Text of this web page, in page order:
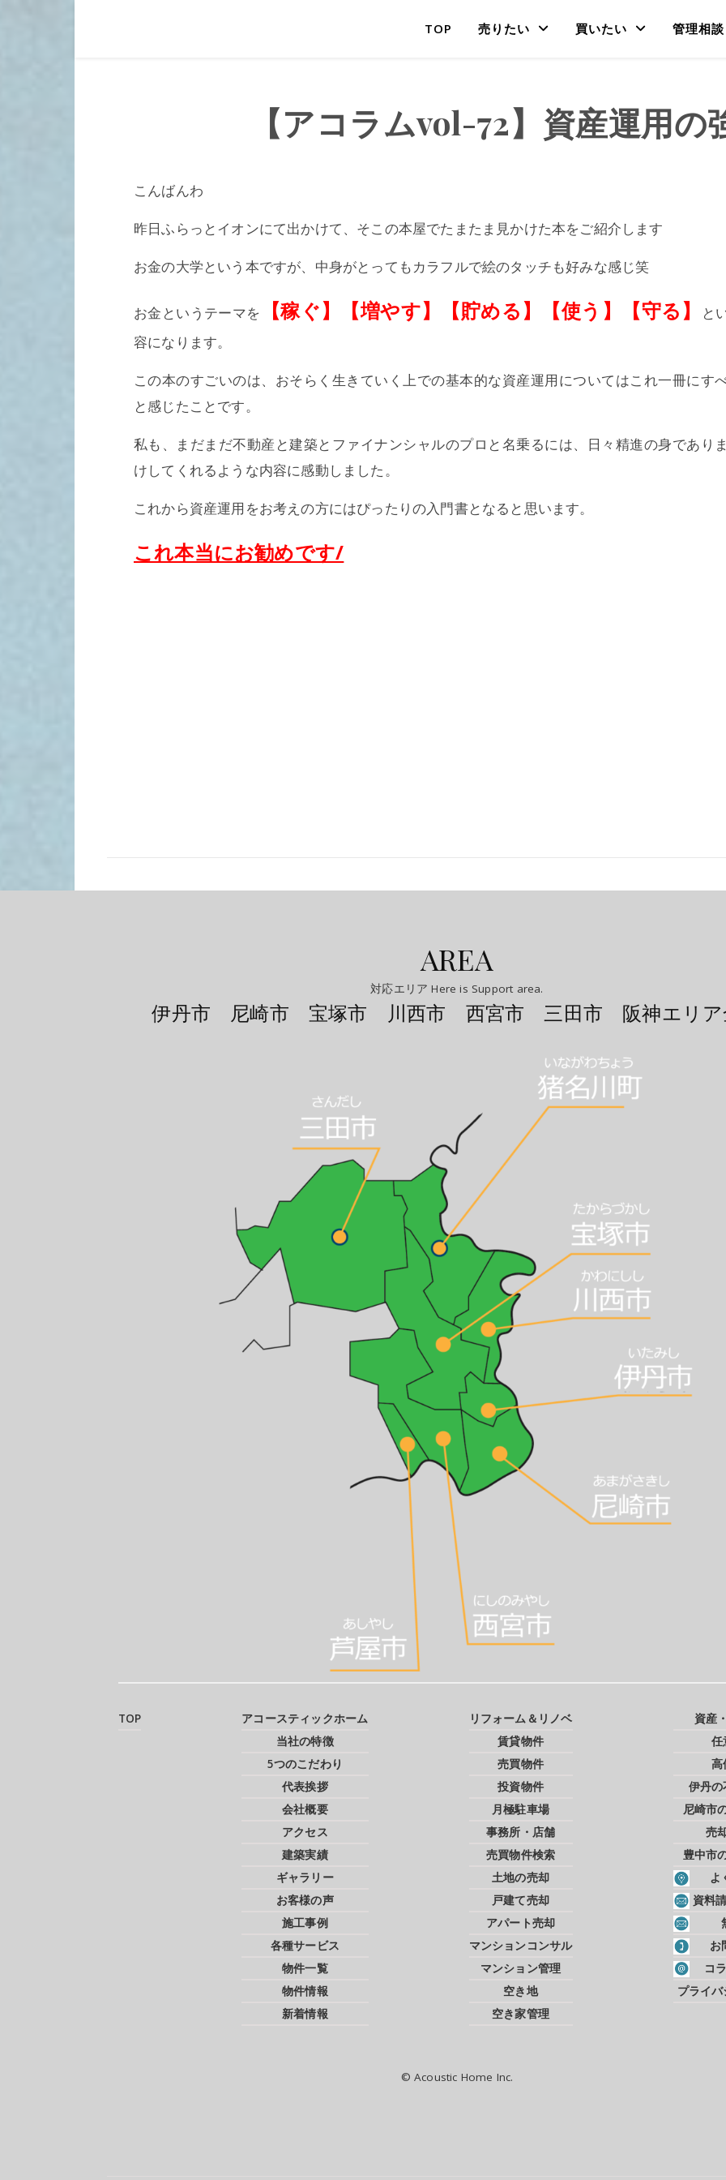
TOP 売りたい 買いたい 管理相談
【アコラムvol-72】資産運用の
こんばんわ
昨日ふらっとイオンにて出かけて、そこの本屋でたまたま見かけた本をご紹介します
お金の大学という本ですが、中身がとってもカラフルで絵のタッチも好みな感じ笑
お金というテーマを 【稼ぐ】【増やす】【貯める】【使う】【守る】
と
容になります。
この本のすごいのは、おそらく生きていく上での基本的な資産運用についてはこれ一冊にす
と感じたことです。
私も、まだまだ不動産と建築とファイナンシャルのプロと名乗るには、日々精進の身であり
けしてくれるような内容に感動しました。
これから資産運用をお考えの方にはぴったりの入門書となると思います。
これ本当にお勧めです/
AREA
対応エリア Here is Support area.
伊丹市 尼崎市 宝塚市 川西市 西宮市 三田市 阪神エリア
TOP
アコースティックホーム
当社の特徴
5つのこだわり
代表挨拶
会社概要
アクセス
建築実績
ギャラリー
お客様の声
施工事例
各種サービス
物件一覧
物件情報
新着情報
リフォーム＆リノベ
賃貸物件
売買物件
投資物件
月極駐車場
事務所・店舗
売買物件検索
土地の売却
戸建て売却
アパート売却
マンションコンサル
マンション管理
空き地
空き家管理
資産
任
高
伊丹
尼崎市
売
豊中市
よ
資料
お
コ
プライ
© Acoustic Home Inc.